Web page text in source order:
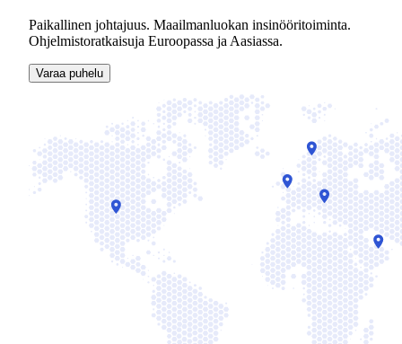
Paikallinen johtajuus. Maailmanluokan insinööritoiminta.
Ohjelmistoratkaisuja Euroopassa ja Aasiassa.
Varaa puhelu